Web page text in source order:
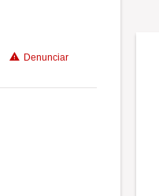
Denunciar